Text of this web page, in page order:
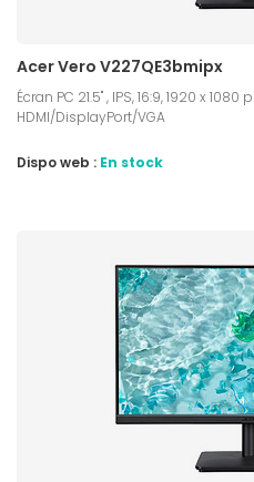
Acer Vero V227QE3bmipx
Écran PC 21.5" , IPS, 16:9, 1920 x
HDMI/DisplayPort/VGA
Dispo web : En stock